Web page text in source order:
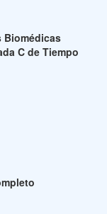
C de Tiempo